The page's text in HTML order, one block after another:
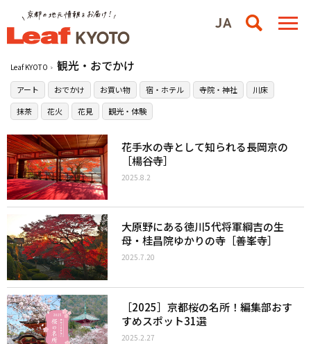
Leaf KYOTO 観光・おでかけ
アート おでかけ お買い物 宿・ホテル 寺院・神社
川床
抹茶
花火 花見 観光・体験
花手水の寺として知られる長岡京の
［楊谷寺］
2025.8.2
大原野にある徳川5代将軍綱吉の生
母・桂昌院ゆかりの寺［善峯寺］
2025.7.20
［2025］京都桜の名所！編集部おす
すめスポット31選
2025.2.27